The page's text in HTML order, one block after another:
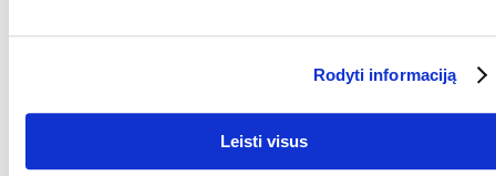
Rodyti informaciją
Leisti visus
GAMINTOJAS: TETRA
Paskirtis